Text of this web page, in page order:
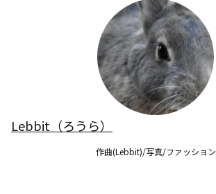
Lebbit（ろうら）
作曲(Lebbit)/写真/ファッション